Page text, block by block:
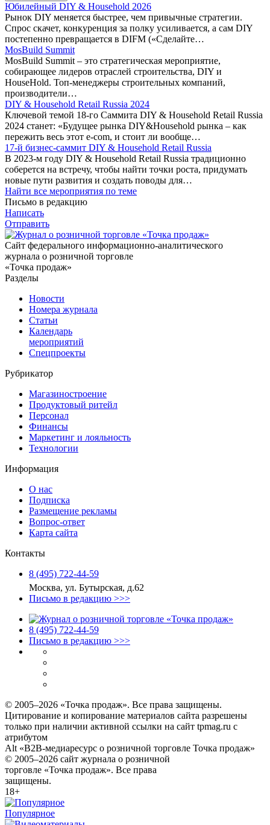
Юбилейный DIY & Household 2026
Рынок DIY меняется быстрее, чем привычные стратегии.
Спрос скачет, конкуренция за полку усиливается, а сам DIY
постепенно превращается в DIFM («Сделайте…
MosBuild Summit
MosBuild Summit – это стратегическая мероприятие,
собирающее лидеров отраслей строительства, DIY и
HouseHold. Топ-менеджеры строительных компаний,
производители…
DIY & Household Retail Russia 2024
Ключевой темой 18-го Саммита DIY & Household Retail Russia
2024 станет: «Будущее рынка DIY&Household рынка – как
пережить весь этот e-com, и стоит ли вообще…
17-й бизнес-саммит DIY & Household Retail Russia
В 2023-м году DIY & Household Retail Russia традиционно
соберется на встречу, чтобы найти точки роста, придумать
новые пути развития и создать поводы для…
Найти все мероприятия по теме
Письмо в редакцию
Написать
Отправить
Сайт федерального информационно-аналитического
журнала о розничной торговле
«Точка продаж»
Разделы
Новости
Номера журнала
Статьи
Календарь
мероприятий
Спецпроекты
Рубрикатор
Магазиностроение
Продуктовый ритейл
Персонал
Финансы
Маркетинг и лояльность
Технологии
Информация
О нас
Подписка
Размещение рекламы
Вопрос-ответ
Карта сайта
Контакты
8 (495) 722‑44‑59
Москва, ул. Бутырская, д.62
Письмо в редакцию >>>
8 (495) 722‑44‑59
Письмо в редакцию >>>
© 2005–2026 «Точка продаж». Все права защищены.
Цитирование и копирование материалов сайта разрешены
только при наличии активной ссылки на сайт tpmag.ru с
атрибутом
Alt «B2B-медиаресурс о розничной торговле Точка продаж»
© 2005–2026 сайт журнала о розничной
торговле «Точка продаж». Все права
защищены.
18+
Популярное